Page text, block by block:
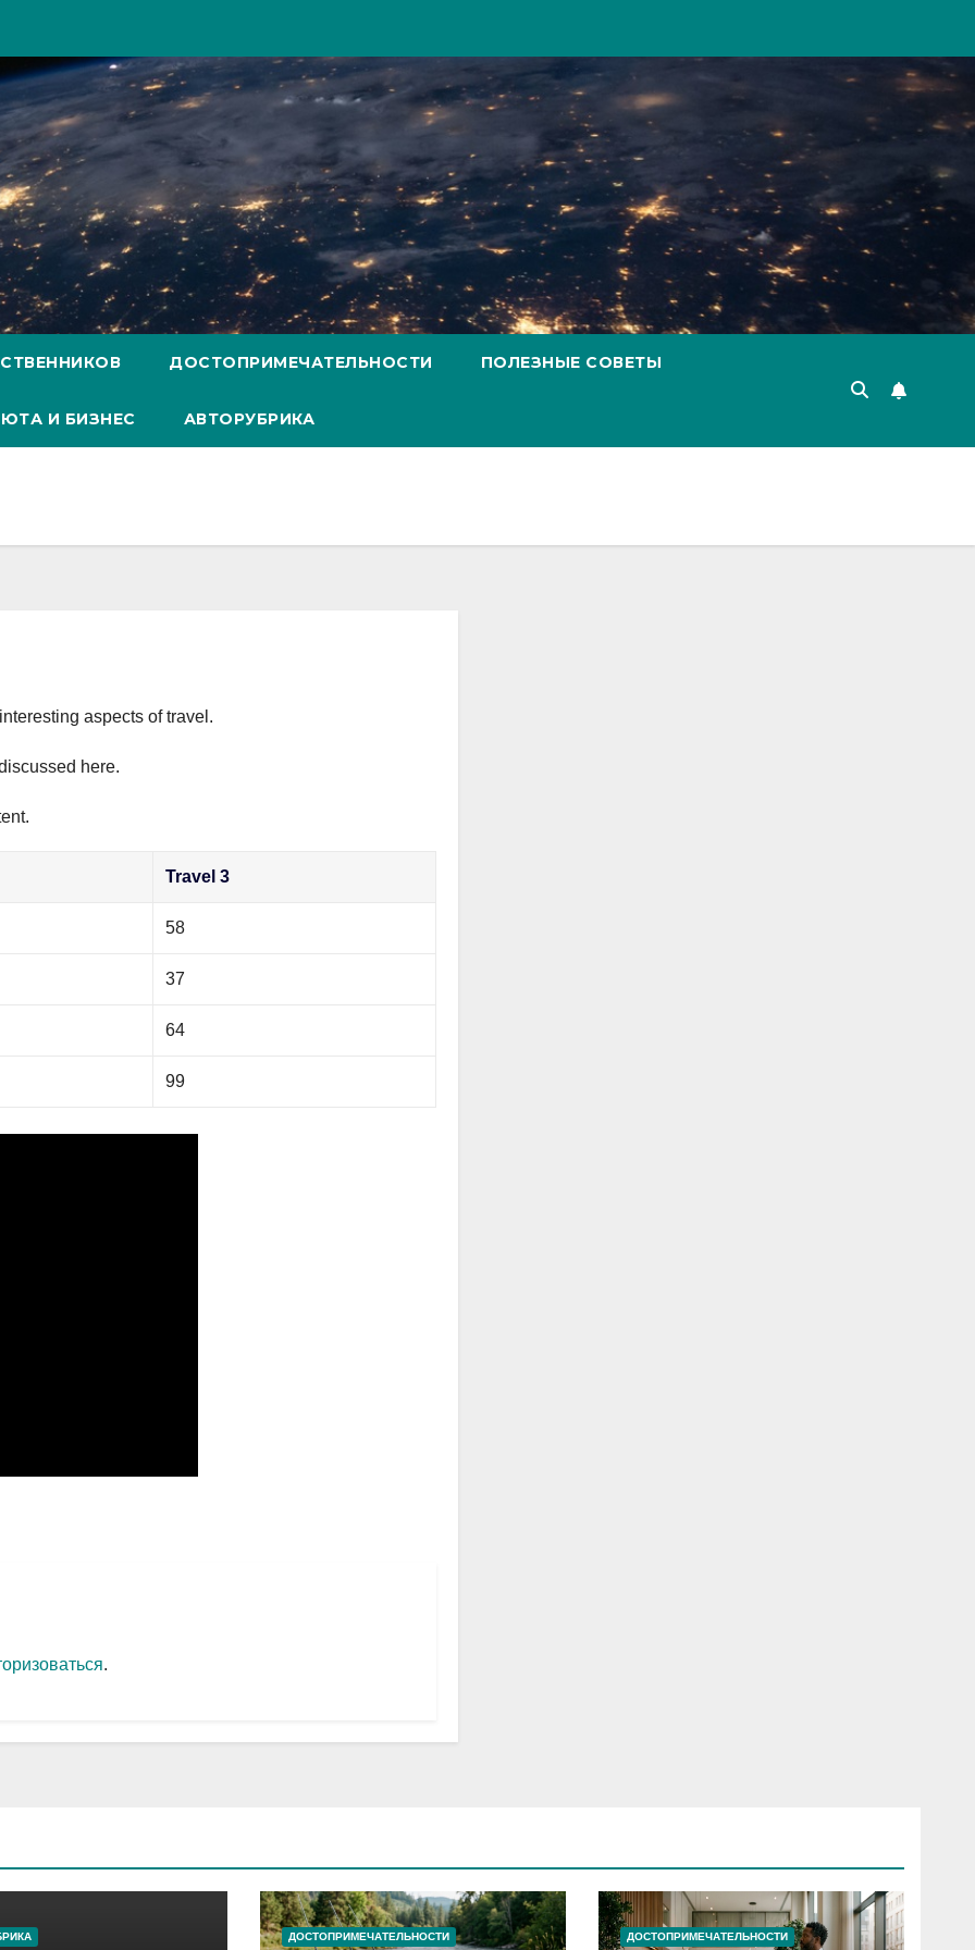
ДОСТОПРИМЕЧАТЕЛЬНОСТИ ПОЛЕЗНЫЕ СОВЕТЫ
И БИЗНЕС АВТОРУБРИКА
aspects of travel.
here.
Travel 3
58
37
64
99
.
ДОСТОПРИМЕЧАТЕЛЬНОСТИ ДОСТОПРИМЕЧАТЕЛЬНОСТИ